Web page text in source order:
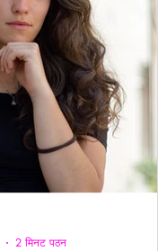
2 मिनट पठन